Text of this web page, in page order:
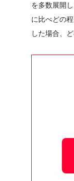
を多数展開
に比べどの
した場合、